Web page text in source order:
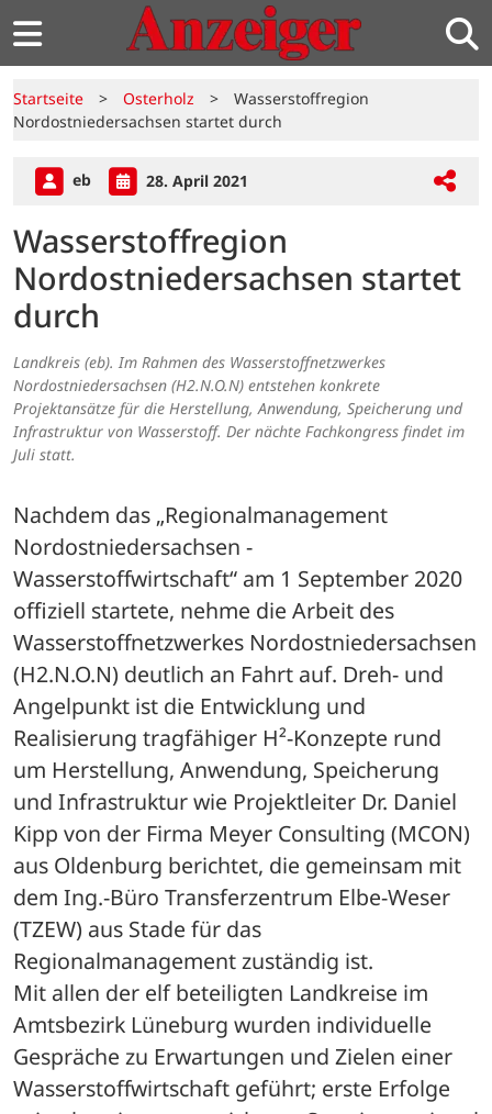
Startseite > Osterholz >
Wasserstoffregion
Nordostniedersachsen startet durch
eb 28. April 2021
Wasserstoffregion
Nordostniedersachsen startet
durch
Landkreis (eb). Im Rahmen des Wasserstoffnetzwerkes
Nordostniedersachsen (H2.N.O.N) entstehen konkrete
Projektansätze für die Herstellung, Anwendung, Speicherung und
Infrastruktur von Wasserstoff. Der nächte Fachkongress findet im
Juli statt.
Nachdem das „Regionalmanagement
Nordostniedersachsen -
Wasserstoffwirtschaft“ am 1 September 2020
offiziell startete, nehme die Arbeit des
Wasserstoffnetzwerkes Nordostniedersachsen
(H2.N.O.N) deutlich an Fahrt auf. Dreh- und
Angelpunkt ist die Entwicklung und
Realisierung tragfähiger H²-Konzepte rund
um Herstellung, Anwendung, Speicherung
und Infrastruktur wie Projektleiter Dr. Daniel
Kipp von der Firma Meyer Consulting (MCON)
aus Oldenburg berichtet, die gemeinsam mit
dem Ing.-Büro Transferzentrum Elbe-Weser
(TZEW) aus Stade für das
Regionalmanagement zuständig ist.
Mit allen der elf beteiligten Landkreise im
Amtsbezirk Lüneburg wurden individuelle
Gespräche zu Erwartungen und Zielen einer
Wasserstoffwirtschaft geführt; erste Erfolge